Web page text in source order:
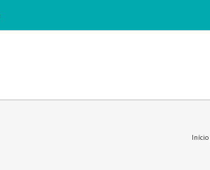
Início